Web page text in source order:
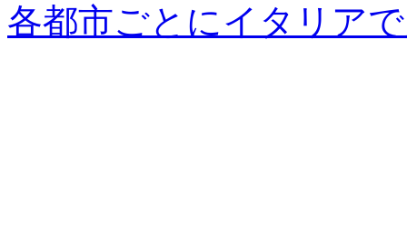
各都市ごとにイタリア